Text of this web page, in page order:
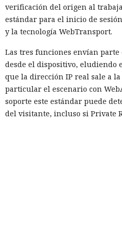
verificación del origen al
estándar para el inicio de
y la tecnología WebTransport.
Las tres funciones envían
desde el dispositivo, eludiendo
que la dirección IP real sale a
particular el escenario con
soporte este estándar puede
del visitante, incluso si Private